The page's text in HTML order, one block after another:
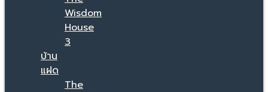
Wisdom
House
3
บ้าน
แฝด
The